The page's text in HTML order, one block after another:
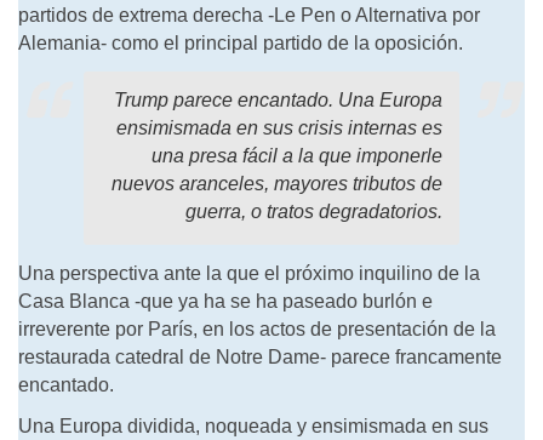
partidos de extrema derecha -Le Pen o Alternativa por
Alemania- como el principal partido de la oposición.
Trump parece encantado. Una Europa
ensimismada en sus crisis internas es
una presa fácil a la que imponerle
nuevos aranceles, mayores tributos de
guerra, o tratos degradatorios.
Una perspectiva ante la que el próximo inquilino de la
Casa Blanca -que ya ha se ha paseado burlón e
irreverente por París, en los actos de presentación de la
restaurada catedral de Notre Dame- parece francamente
encantado.
Una Europa dividida, noqueada y ensimismada en sus